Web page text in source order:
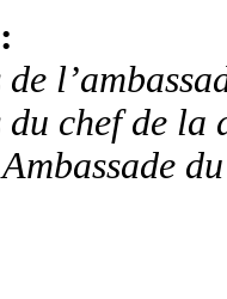
de
du chef de